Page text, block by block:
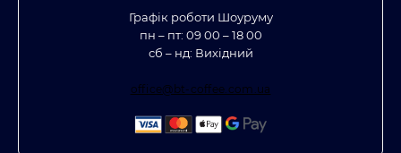
Графік роботи Шоуруму
пн – пт: 09 00 – 18 00
сб – нд: Вихідний
office@bt-coffee.com.ua